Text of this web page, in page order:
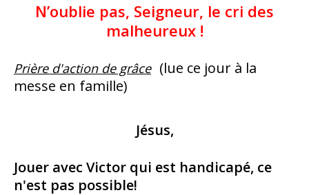
N’oublie pas, Seigneur, le cri des
malheureux !
Prière d'action de grâce (lue ce jour à la
messe en famille)
Jésus,
Jouer avec Victor qui est handicapé, ce
n'est pas possible!